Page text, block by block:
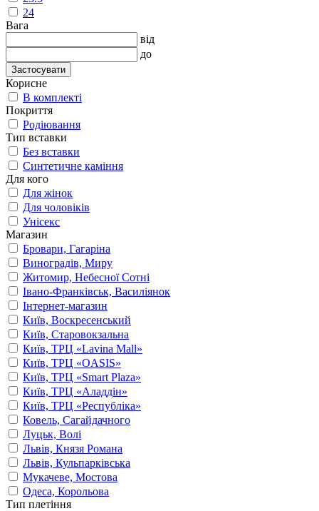
24
Вага
від
до
Застосувати
Корисне
В комплекті
Покриття
Родіювання
Тип вставки
Без вставки
Синтетичне каміння
Для кого
Для жінок
Для чоловіків
Унісекс
Магазин
Бровари, Гагаріна
Виноградів, Миру
Житомир, Небесної Сотні
Івано-Франківськ, Василіянок
Інтернет-магазин
Київ, Воскресенський
Київ, Старовокзальна
Київ, ТРЦ «Lavina Mall»
Київ, ТРЦ «OASIS»
Київ, ТРЦ «Smart Plaza»
Київ, ТРЦ «Аладдін»
Київ, ТРЦ «Республіка»
Ковель, Сагайдачного
Луцьк, Волі
Львів, Князя Романа
Львів, Кульпарківська
Мукачеве, Мостова
Одеса, Корольова
Тип плетіння